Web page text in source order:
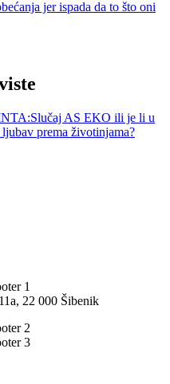
jer ispada da to što oni
AS EKO ili je li u
prema životinjama?
22 000 Šibenik